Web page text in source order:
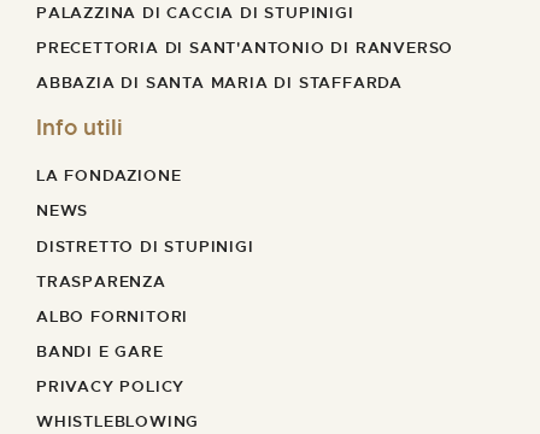
PALAZZINA DI CACCIA DI STUPINIGI
PRECETTORIA DI SANT'ANTONIO DI RANVERSO
ABBAZIA DI SANTA MARIA DI STAFFARDA
Info utili
LA FONDAZIONE
NEWS
DISTRETTO DI STUPINIGI
TRASPARENZA
ALBO FORNITORI
BANDI E GARE
PRIVACY POLICY
WHISTLEBLOWING